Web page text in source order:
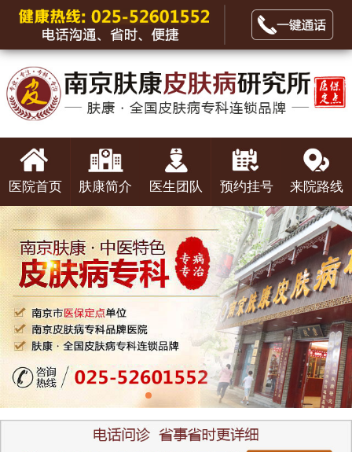
医院首页 肤康简介 医生团队 预约挂号 来院路线